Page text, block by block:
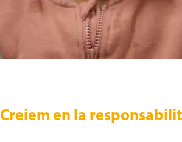
Creiem en la